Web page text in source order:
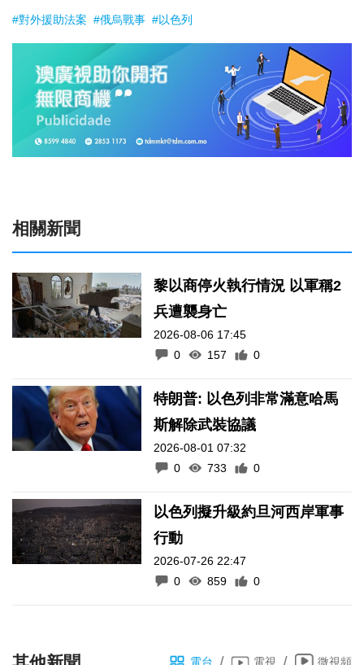
#對外援助法案 #俄烏戰事 #以色列
相關新聞
黎以商停火執行情況 以軍稱2
兵遭襲身亡
2026-08-06 17:45
0
157 0
特朗普: 以色列非常滿意哈馬
斯解除武裝協議
2026-08-01 07:32
0
733 0
以色列擬升級約旦河西岸軍事
行動
2026-07-26 22:47
0
859 0
電台 電視 微視頻